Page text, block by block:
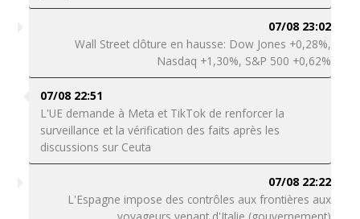
07/08 23:02
Wall Street clôture en hausse: Dow Jones +0,28%,
Nasdaq +1,30%, S&P 500 +0,62%
07/08 22:51
L'UE demande à Meta et TikTok de renforcer la
surveillance et la vérification des faits après les
discussions sur Ceuta
07/08 22:22
L'Espagne impose des contrôles aux frontières aux